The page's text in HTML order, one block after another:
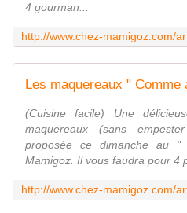
4 gourman...
(Cuisine facile) Une
maquereaux (sans
proposée ce dimanche au
Mamigoz. Il vous faudra pour 4